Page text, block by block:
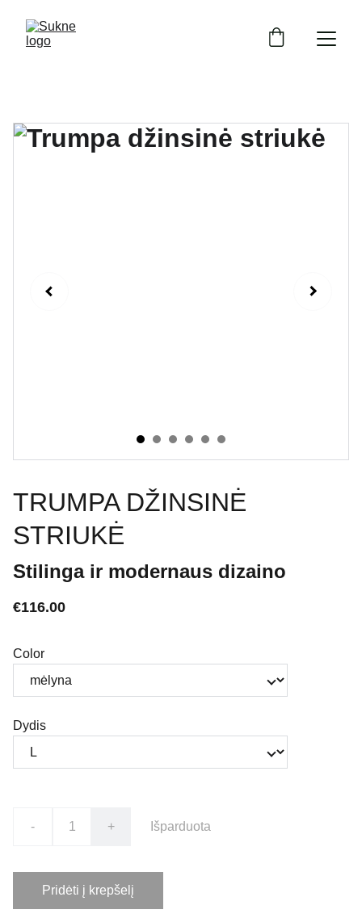
TRUMPA DŽINSINĖ
STRIUKĖ
Stilinga ir modernaus dizaino
€116.00
Color
Dydis
- + Išparduota
Pridėti į krepšelį